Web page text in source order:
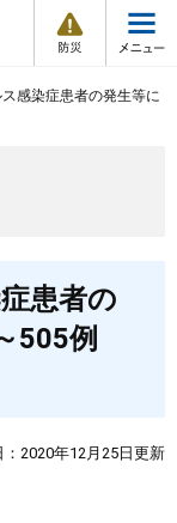
情
報
メ
ュ
感染症患者の発生等に
患者の
505例
：2020年12月25日更新